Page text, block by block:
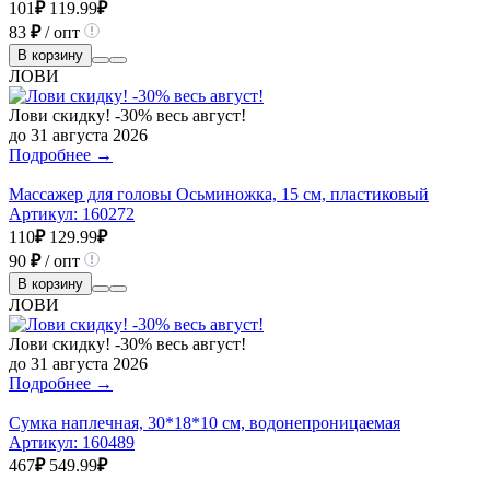
101₽ 119.99₽
83 ₽/ опт
В корзину
ЛОВИ
Лови скидку! -30% весь август!
до 31 августа 2026
Подробнее →
Массажер для головы Осьминожка, 15 см, пластиковый
Артикул: 160272
110₽ 129.99₽
90 ₽/ опт
В корзину
ЛОВИ
Лови скидку! -30% весь август!
до 31 августа 2026
Подробнее →
Сумка наплечная, 30*18*10 см, водонепроницаемая
Артикул: 160489
467₽ 549.99₽